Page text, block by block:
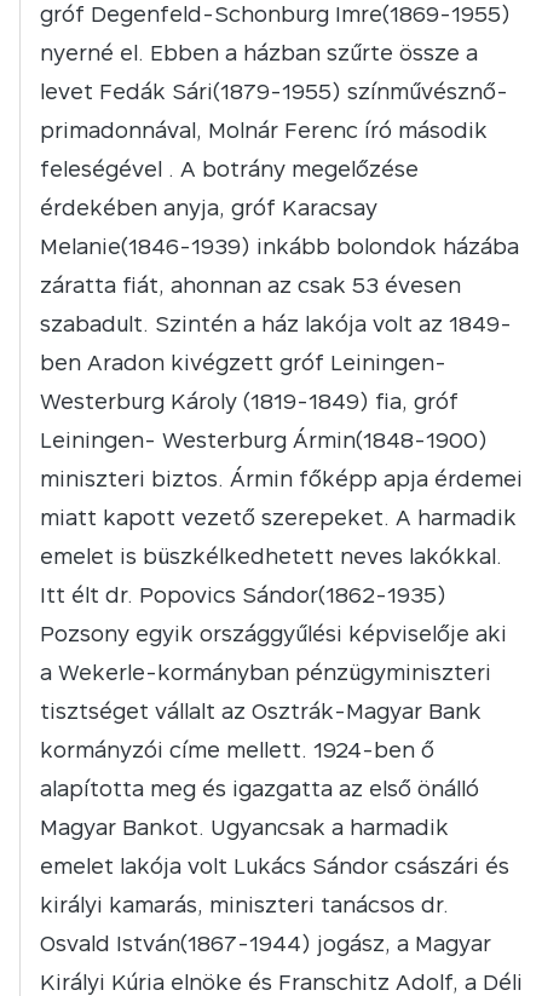
gróf Degenfeld-Schonburg Imre(1869-1955)
nyerné el. Ebben a házban szűrte össze a
levet Fedák Sári(1879-1955) színművésznő-
primadonnával, Molnár Ferenc író második
feleségével . A botrány megelőzése
érdekében anyja, gróf Karacsay
Melanie(1846-1939) inkább bolondok házába
záratta fiát, ahonnan az csak 53 évesen
szabadult. Szintén a ház lakója volt az 1849-
ben Aradon kivégzett gróf Leiningen-
Westerburg Károly (1819-1849) fia, gróf
Leiningen- Westerburg Ármin(1848-1900)
miniszteri biztos. Ármin főképp apja érdemei
miatt kapott vezető szerepeket. A harmadik
emelet is büszkélkedhetett neves lakókkal.
Itt élt dr. Popovics Sándor(1862-1935)
Pozsony egyik országgyűlési képviselője aki
a Wekerle-kormányban pénzügyminiszteri
tisztséget vállalt az Osztrák-Magyar Bank
kormányzói címe mellett. 1924-ben ő
alapította meg és igazgatta az első önálló
Magyar Bankot. Ugyancsak a harmadik
emelet lakója volt Lukács Sándor császári és
királyi kamarás, miniszteri tanácsos dr.
Osvald István(1867-1944) jogász, a Magyar
Királyi Kúria elnöke és Franschitz Adolf, a Déli